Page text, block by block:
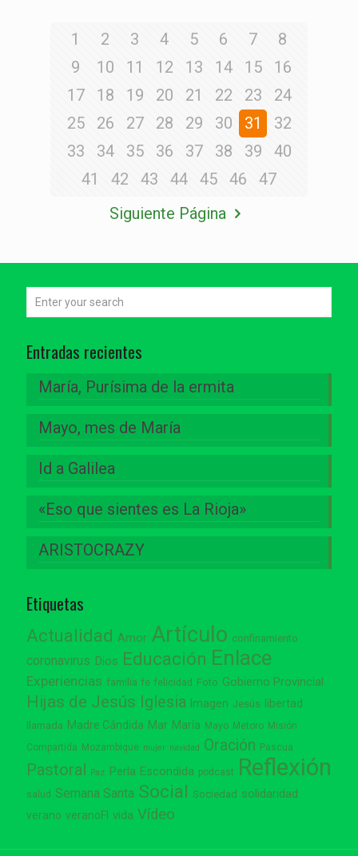
1 2 3 4 5 6 7
8
9
10 11 12 13 14 15
16
17
18 19 20 21 22 23
24
25
26 27 28 29 30 31
32
33
34 35 36 37 38 39
40
41
42 43 44 45 46
47
Siguiente Página
Entradas recientes
María, Purísima de la ermita
Mayo, mes de María
Id a Galilea
«Eso que sientes es La Rioja»
ARISTOCRAZY
Etiquetas
Actualidad Amor Artículo confinamiento
coronavirus Dios Educación Enlace
Experiencias familia fe felicidad Foto Gobierno Provincial
Hijas de Jesús Iglesia Imagen Jesús libertad
llamada Madre Cándida Mar María Mayo Metoro Misión
Compartida Mozambique mujer navidad Oración Pascua
Pastoral Paz Perla Escondida podcast Reflexión
salud Semana Santa Social Sociedad solidaridad
verano veranoFI vida Vídeo